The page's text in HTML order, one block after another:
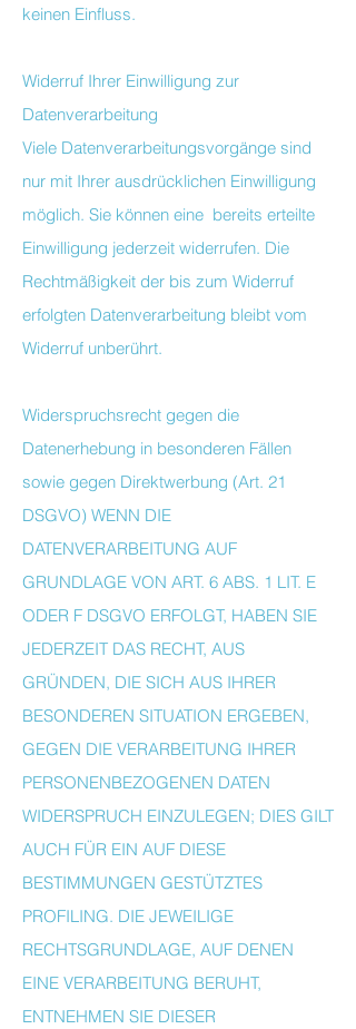
keinen Einfluss.
Widerruf Ihrer Einwilligung zur
Datenverarbeitung
Viele Datenverarbeitungsvorgänge sind
nur mit Ihrer ausdrücklichen Einwilligung
möglich. Sie können eine bereits erteilte
Einwilligung jederzeit widerrufen. Die
Rechtmäßigkeit der bis zum Widerruf
erfolgten Datenverarbeitung bleibt vom
Widerruf unberührt.
Widerspruchsrecht gegen die
Datenerhebung in besonderen Fällen
sowie gegen Direktwerbung (Art. 21
DSGVO) WENN DIE
DATENVERARBEITUNG AUF
GRUNDLAGE VON ART. 6 ABS. 1 LIT. E
ODER F DSGVO ERFOLGT, HABEN SIE
JEDERZEIT DAS RECHT, AUS
GRÜNDEN, DIE SICH AUS IHRER
BESONDEREN SITUATION ERGEBEN,
GEGEN DIE VERARBEITUNG IHRER
PERSONENBEZOGENEN DATEN
WIDERSPRUCH EINZULEGEN; DIES GILT
AUCH FÜR EIN AUF DIESE
BESTIMMUNGEN GESTÜTZTES
PROFILING. DIE JEWEILIGE
RECHTSGRUNDLAGE, AUF DENEN
EINE VERARBEITUNG BERUHT,
ENTNEHMEN SIE DIESER